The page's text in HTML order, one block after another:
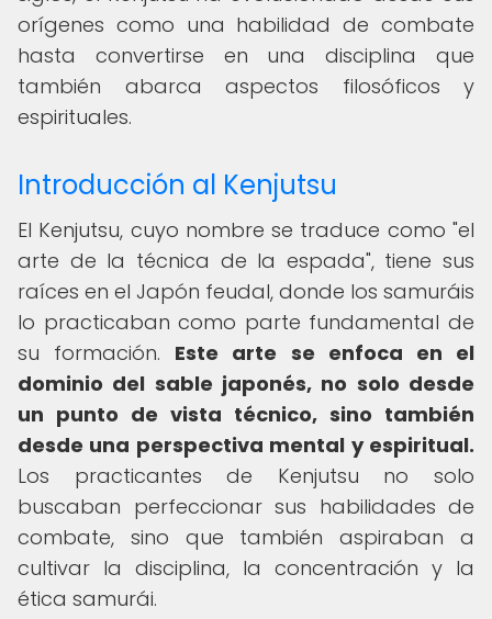
orígenes como una habilidad de combate
hasta convertirse en una disciplina que
también abarca aspectos filosóficos y
espirituales.
Introducción al Kenjutsu
El Kenjutsu, cuyo nombre se traduce como "el
arte de la técnica de la espada", tiene sus
raíces en el Japón feudal, donde los samuráis
lo practicaban como parte fundamental de
su formación. Este arte se enfoca en el
dominio del sable japonés, no solo desde
un punto de vista técnico, sino también
desde una perspectiva mental y espiritual.
Los practicantes de Kenjutsu no solo
buscaban perfeccionar sus habilidades de
combate, sino que también aspiraban a
cultivar la disciplina, la concentración y la
ética samurái.